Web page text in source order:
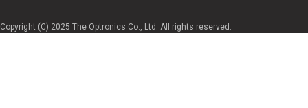
Copyright (C) 2025 The Optronics Co., Ltd. All rights reserved.